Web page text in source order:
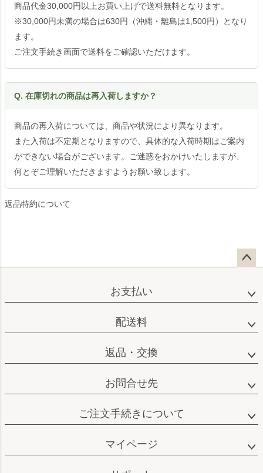
商品代金30,000円以上お買い上げで送料無料となります。
※30,000円未満の場合は630円（沖縄・離島は1,500円）となり
ます。
ご注文手続き画面で送料をご確認いただけます。
Q. 在庫切れの商品は再入荷しますか？
商品の再入荷については、商品や状況により異なります。
また入荷は不定期となりますので、具体的な入荷時期はご案内
ができない場合がございます。ご迷惑をおかけいたしますが、
何とぞご理解いただきますようお願い致します。
返品特約について
ップ
お支払い
配送料
返品・交換
お問合せ先
ご注文手続きについて
マイページ